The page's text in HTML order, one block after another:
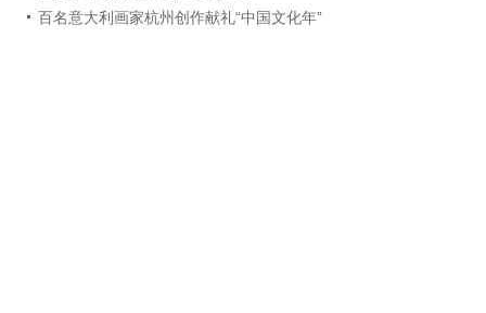
百名意大利画家杭州创作献礼“中国文化年”